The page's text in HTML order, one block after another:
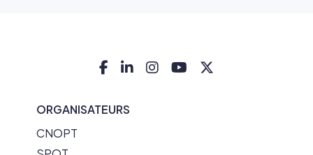
ORGANISATEURS
CNOPT